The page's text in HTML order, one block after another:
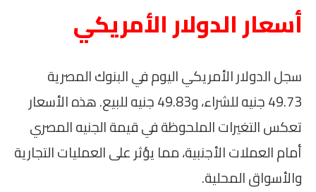
أسعار الدولار الأمريكي
سجل الدولار الأمريكي اليوم في البنوك المصرية
49.73 جنيه للشراء، و49.83 جنيه للبيع. هذه الأسعار
تعكس التغيرات الملحوظة في قيمة الجنيه المصري
أمام العملات الأجنبية، مما يؤثر على العمليات التجارية
والأسواق المحلية.